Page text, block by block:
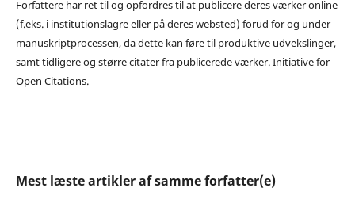
Forfattere har ret til og opfordres til at publicere deres værker online
(f.eks. i institutionslagre eller på deres websted) forud for og under
manuskriptprocessen, da dette kan føre til produktive udvekslinger,
samt tidligere og større citater fra publicerede værker. Initiative for
Open Citations.
Mest læste artikler af samme forfatter(e)